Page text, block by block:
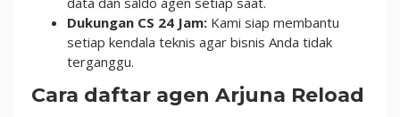
Dukungan CS 24 Jam: Kami siap membantu
setiap kendala teknis agar bisnis Anda tidak
terganggu.
Cara daftar agen Arjuna Reload